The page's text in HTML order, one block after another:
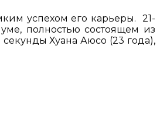
успехом его карьеры. 21-
полностью состоящем из
Хуана Аюсо (23 года),